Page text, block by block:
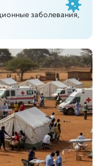
заболевания,